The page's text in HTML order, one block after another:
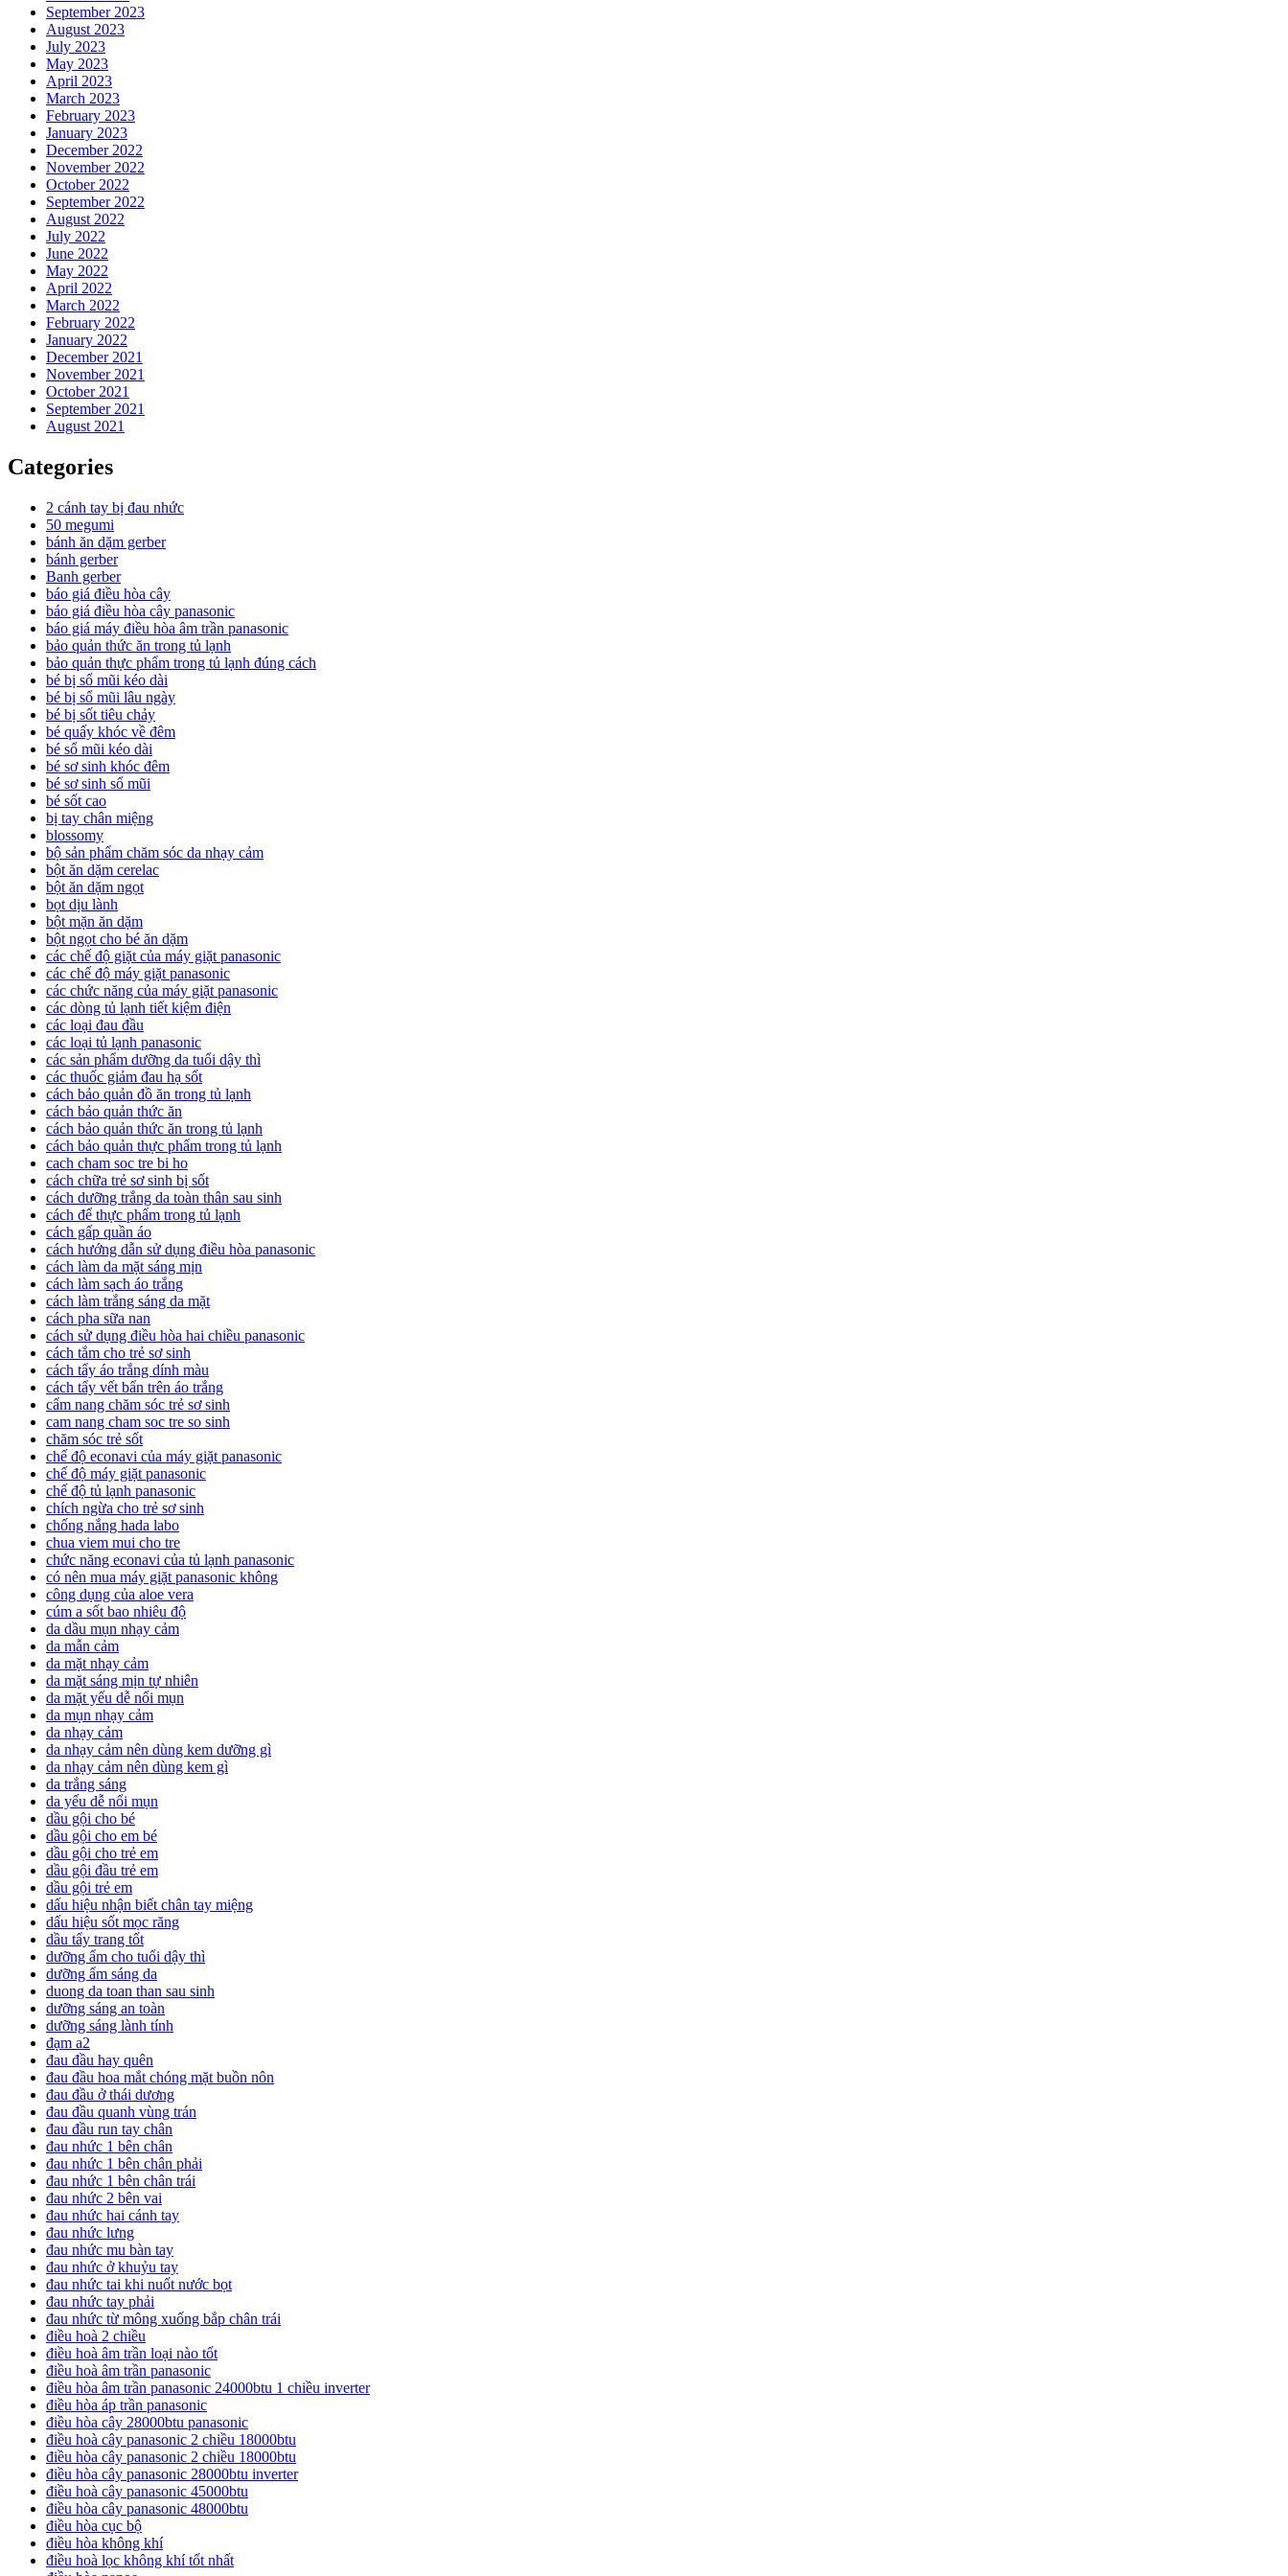
September 2023
August 2023
July 2023
May 2023
April 2023
March 2023
February 2023
January 2023
December 2022
November 2022
October 2022
September 2022
August 2022
July 2022
June 2022
May 2022
April 2022
March 2022
February 2022
January 2022
December 2021
November 2021
October 2021
September 2021
August 2021
Categories
2 cánh tay bị đau nhức
50 megumi
bánh ăn dặm gerber
bánh gerber
Banh gerber
báo giá điều hòa cây
báo giá điều hòa cây panasonic
báo giá máy điều hòa âm trần panasonic
bảo quản thức ăn trong tủ lạnh
bảo quản thực phẩm trong tủ lạnh đúng cách
bé bị sổ mũi kéo dài
bé bị sổ mũi lâu ngày
bé bị sốt tiêu chảy
bé quấy khóc về đêm
bé sổ mũi kéo dài
bé sơ sinh khóc đêm
bé sơ sinh sổ mũi
bé sốt cao
bị tay chân miệng
blossomy
bộ sản phẩm chăm sóc da nhạy cảm
bột ăn dặm cerelac
bột ăn dặm ngọt
bọt dịu lành
bột mặn ăn dặm
bột ngọt cho bé ăn dặm
các chế độ giặt của máy giặt panasonic
các chế độ máy giặt panasonic
các chức năng của máy giặt panasonic
các dòng tủ lạnh tiết kiệm điện
các loại đau đầu
các loại tủ lạnh panasonic
các sản phẩm dưỡng da tuổi dậy thì
các thuốc giảm đau hạ sốt
cách bảo quản đồ ăn trong tủ lạnh
cách bảo quản thức ăn
cách bảo quản thức ăn trong tủ lạnh
cách bảo quản thực phẩm trong tủ lạnh
cach cham soc tre bi ho
cách chữa trẻ sơ sinh bị sốt
cách dưỡng trắng da toàn thân sau sinh
cách để thực phẩm trong tủ lạnh
cách gấp quần áo
cách hướng dẫn sử dụng điều hòa panasonic
cách làm da mặt sáng mịn
cách làm sạch áo trắng
cách làm trắng sáng da mặt
cách pha sữa nan
cách sử dụng điều hòa hai chiều panasonic
cách tắm cho trẻ sơ sinh
cách tẩy áo trắng dính màu
cách tẩy vết bẩn trên áo trắng
cẩm nang chăm sóc trẻ sơ sinh
cam nang cham soc tre so sinh
chăm sóc trẻ sốt
chế độ econavi của máy giặt panasonic
chế độ máy giặt panasonic
chế độ tủ lạnh panasonic
chích ngừa cho trẻ sơ sinh
chống nắng hada labo
chua viem mui cho tre
chức năng econavi của tủ lạnh panasonic
có nên mua máy giặt panasonic không
công dụng của aloe vera
cúm a sốt bao nhiêu độ
da dầu mụn nhạy cảm
da mẫn cảm
da mặt nhạy cảm
da mặt sáng mịn tự nhiên
da mặt yếu dễ nổi mụn
da mụn nhạy cảm
da nhạy cảm
da nhạy cảm nên dùng kem dưỡng gì
da nhạy cảm nên dùng kem gì
da trắng sáng
da yếu dễ nổi mụn
dầu gội cho bé
dầu gội cho em bé
dầu gội cho trẻ em
dầu gội đầu trẻ em
dầu gội trẻ em
dấu hiệu nhận biết chân tay miệng
dấu hiệu sốt mọc răng
dầu tẩy trang tốt
dưỡng ẩm cho tuổi dậy thì
dưỡng ẩm sáng da
duong da toan than sau sinh
dưỡng sáng an toàn
dưỡng sáng lành tính
đạm a2
đau đầu hay quên
đau đầu hoa mắt chóng mặt buồn nôn
đau đầu ở thái dương
đau đầu quanh vùng trán
đau đầu run tay chân
đau nhức 1 bên chân
đau nhức 1 bên chân phải
đau nhức 1 bên chân trái
đau nhức 2 bên vai
đau nhức hai cánh tay
đau nhức lưng
đau nhức mu bàn tay
đau nhức ở khuỷu tay
đau nhức tai khi nuốt nước bọt
đau nhức tay phải
đau nhức từ mông xuống bắp chân trái
điều hoà 2 chiều
điều hoà âm trần loại nào tốt
điều hoà âm trần panasonic
điều hòa âm trần panasonic 24000btu 1 chiều inverter
điều hòa áp trần panasonic
điều hòa cây 28000btu panasonic
điều hoà cây panasonic 2 chiều 18000btu
điều hòa cây panasonic 2 chiều 18000btu
điều hòa cây panasonic 28000btu inverter
điều hoà cây panasonic 45000btu
điều hòa cây panasonic 48000btu
điều hòa cục bộ
điều hòa không khí
điều hoà lọc không khí tốt nhất